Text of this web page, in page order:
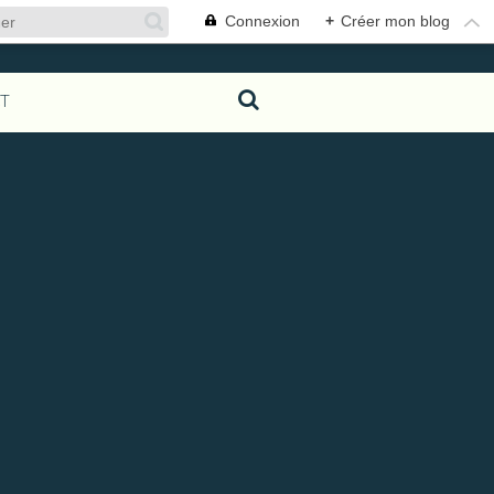
Connexion + Créer mon blog